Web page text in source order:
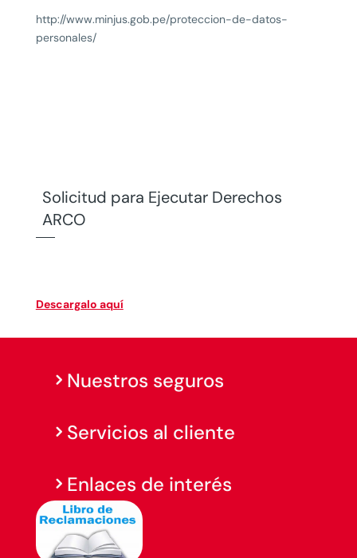
http://www.minjus.gob.pe/proteccion-de-datos-
personales/
Solicitud para Ejecutar Derechos
ARCO
Descargalo aquí
Nuestros seguros
Servicios al cliente
Enlaces de interés